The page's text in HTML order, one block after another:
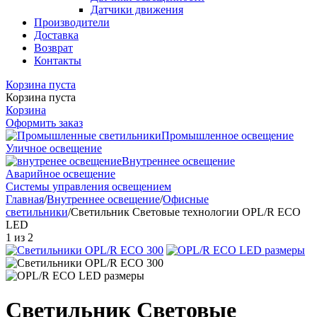
Датчики движения
Производители
Доставка
Возврат
Контакты
Корзина пуста
Корзина пуста
Корзина
Оформить заказ
Промышленное освещение
Уличное освещение
Внутреннее освещение
Аварийное освещение
Системы управления освещением
Главная/Внутреннее освещение/Офисные
светильники/Cветильник Световые технологии OPL/R ECO
LED
1 из 2
Cветильник Световые